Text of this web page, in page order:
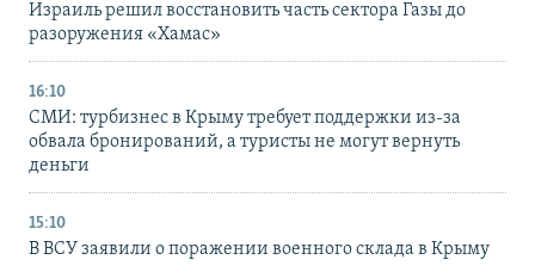
Израиль решил восстановить часть сектора Газы до
разоружения «Хамас»
16:10
СМИ: турбизнес в Крыму требует поддержки из-за
обвала бронирований, а туристы не могут вернуть
деньги
15:10
В ВСУ заявили о поражении военного склада в Крыму